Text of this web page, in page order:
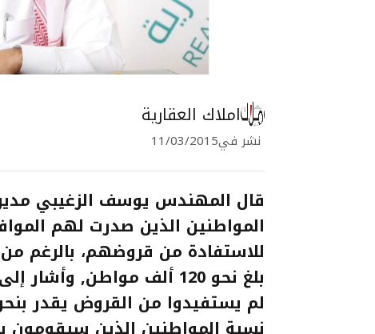
املاك العقارية
نشر في11/03/2015
قال المهندس يوسف الزغيبي
المواطنين الذين صدرت لهم
للاستفادة من قروضهم، بالرغم
بلغ نحو 120 ألف مواطن,